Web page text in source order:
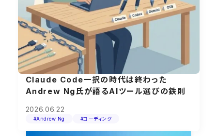
Claude Code一択の時代は終わった
Andrew Ng氏が語るAIツール選びの鉄則
2026.06.22
#Andrew Ng #コーディング